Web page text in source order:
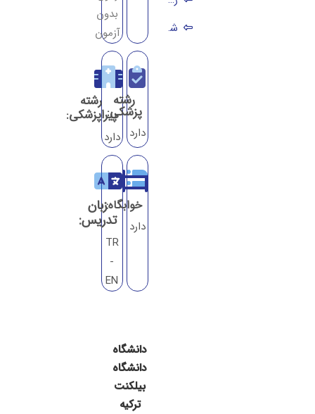
شرایط پذیرش دانشگاه بیلکنت
بدون
آزمون
رشته
پزشکی:
دارد
رشته
پیراپزشکی:
دارد
خوابگاه:
دارد
زبان
تدریس:
TR
-
EN
دانشگاه
دانشگاه
بیلکنت
ترکیه